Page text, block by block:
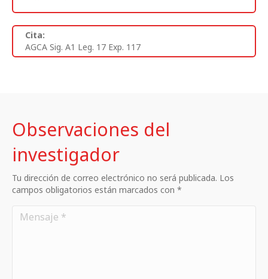
Cita:
AGCA Sig. A1 Leg. 17 Exp. 117
Observaciones del
investigador
Tu dirección de correo electrónico no será publicada. Los
campos obligatorios están marcados con *